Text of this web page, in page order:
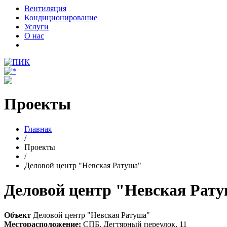
Вентиляция
Кондиционирование
Услуги
О нас
Проекты
Главная
/
Проекты
/
Деловой центр "Невская Ратуша"
Деловой центр "Невская
Объект Деловой центр "Невская Ратуша"
Месторасположение: СПБ, Дегтярный переулок, 11